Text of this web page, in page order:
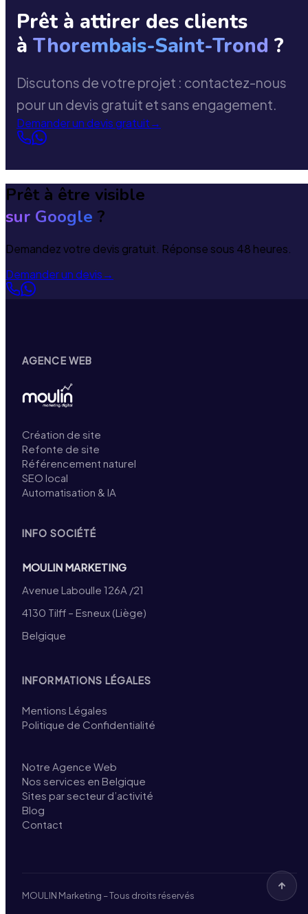
Prêt à attirer des clients
à Thorembais-Saint-Trond ?
Discutons de votre projet : contactez-nous
pour un devis gratuit et sans engagement.
Demander un devis gratuit→
Prêt à être visible
sur Google ?
Demandez votre devis gratuit. Réponse sous 48 heures.
Demander un devis→
AGENCE WEB
Création de site
Refonte de site
Référencement naturel
SEO local
Automatisation & IA
INFO SOCIÉTÉ
MOULIN MARKETING
Avenue Laboulle 126A /21
4130 Tilff – Esneux (Liège)
Belgique
INFORMATIONS LÉGALES
Mentions Légales
Politique de Confidentialité
Notre Agence Web
Nos services en Belgique
Sites par secteur d’activité
Blog
Contact
MOULIN Marketing – Tous droits réservés